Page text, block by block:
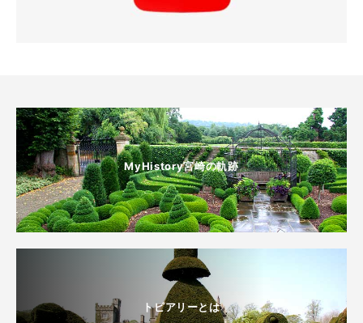
MyHistory宮崎の軌跡
トピアリーとは